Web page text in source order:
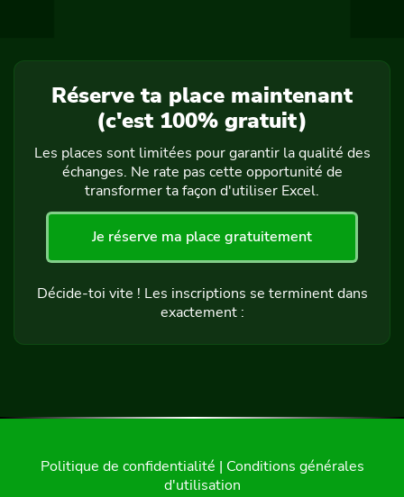
Réserve ta place maintenant
(c'est 100% gratuit)
Les places sont limitées pour garantir la qualité des
échanges. Ne rate pas cette opportunité de
transformer ta façon d'utiliser Excel.
Je réserve ma place gratuitement
Décide-toi vite ! Les inscriptions se terminent dans
exactement :
Politique de confidentialité | Conditions générales
d'utilisation